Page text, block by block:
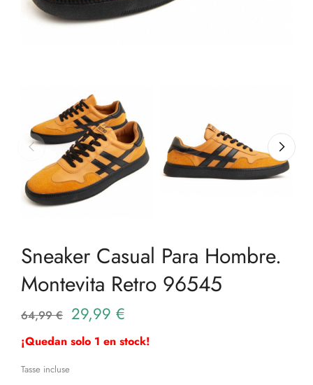
Sneaker Casual Para Hombre.
Montevita Retro 96545
64,99 € 29,99 €
¡Quedan solo 1 en stock!
Tasse incluse